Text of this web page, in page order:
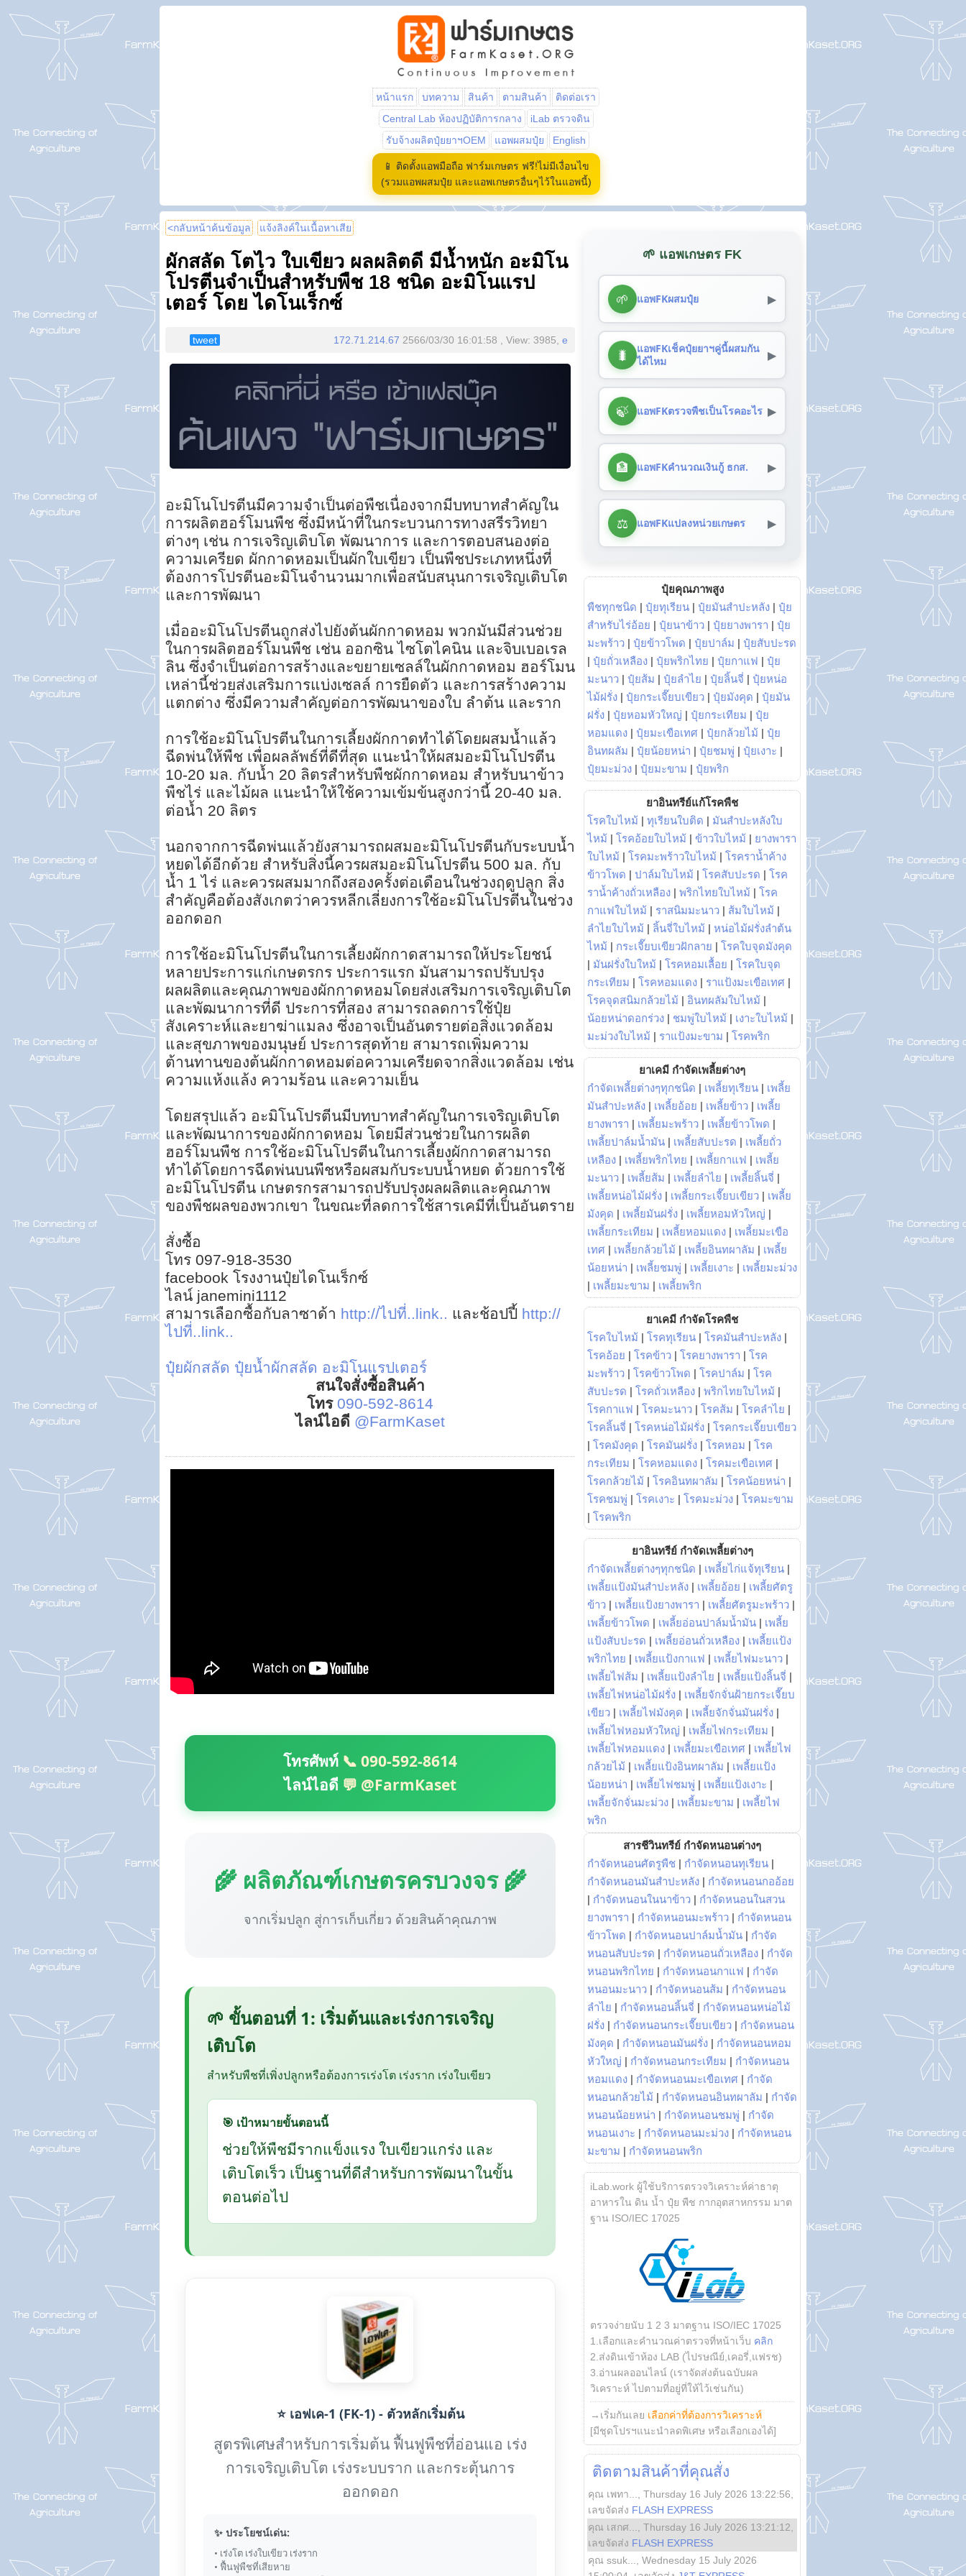
หน้าแรก บทความ สินค้า ตามสินค้า
ติดต่อเรา
Central Lab ห้องปฏิบัติการกลาง
iLab ตรวจดิน
รับจ้างผลิตปุ๋ยยาฯOEM
แอพผสมปุ๋ย English
📱 ติดตั้งแอพมือถือ ฟาร์มเกษตร ฟรี!ไม่มีเงื่อนไข
(รวมแอพผสมปุ๋ย และแอพเกษตรอื่นๆไว้ในแอพนี้)
<กลับหน้าค้นข้อมูล แจ้งลิงค์ในเนื้อหาเสีย
ผักสลัด โตไว ใบเขียว ผลผลิตดี มีน้ำหนัก อะมิโน
โปรตีนจำเป็นสำหรับพืช 18 ชนิด อะมิโนแรป
เตอร์ โดย ไดโนเร็กซ์
tweet 172.71.214.67 2566/03/30 16:01:58 , View: 3985, e
อะมิโนโปรตีนมีความจำเป็นต่อพืชเนื่องจากมีบทบาทสำคัญใน
การผลิตฮอร์โมนพืช ซึ่งมีหน้าที่ในกระบวนการทางสรีรวิทยา
ต่างๆ เช่น การเจริญเติบโต พัฒนาการ และการตอบสนองต่อ
ความเครียด ผักกาดหอมเป็นผักใบเขียว เป็นพืชประเภทหนึ่งที่
ต้องการโปรตีนอะมิโนจำนวนมากเพื่อสนับสนุนการเจริญเติบโต
และการพัฒนา
เมื่ออะมิโนโปรตีนถูกส่งไปยังต้นผักกาดหอม พวกมันมีส่วนช่วย
ในการผลิตฮอร์โมนพืช เช่น ออกซิน ไซโตไคนิน และจิบเบอเรล
ลิน ซึ่งจำเป็นต่อการสร้างและขยายเซลล์ในผักกาดหอม ฮอร์โมน
เหล่านี้ช่วยส่งเสริมการแบ่งเซลล์ การยืดตัว และการสร้างความ
แตกต่าง ซึ่งมีความสำคัญต่อการพัฒนาของใบ ลำต้น และราก
การใช้อะมิโนโปรตีนในการเลี้ยงผักกาดทำได้โดยผสมน้ำแล้ว
ฉีดพ่นให้พืช เพื่อผลลัพธ์ที่ดีที่สุด แนะนำให้ผสมอะมิโนโปรตีน
10-20 มล. กับน้ำ 20 ลิตรสำหรับพืชผักกาดหอม สำหรับนาข้าว
พืชไร่ และไม้ผล แนะนำให้ใช้ความเข้มข้นสูงกว่านี้ 20-40 มล.
ต่อน้ำ 20 ลิตร
นอกจากการฉีดพ่นแล้วยังสามารถผสมอะมิโนโปรตีนกับระบบน้ำ
หยดได้อีกด้วย สำหรับสิ่งนี้ควรผสมอะมิโนโปรตีน 500 มล. กับ
น้ำ 1 ไร่ และควรผสมมากถึงสองครั้งต่อเดือนในช่วงฤดูปลูก สิ่ง
สำคัญคือต้องสังเกตว่าควรหลีกเลี่ยงการใช้อะมิโนโปรตีนในช่วง
ออกดอก
การใช้อะมิโนโปรตีนในการเลี้ยงผักกาดสามารถให้ประโยชน์
หลายประการแก่เกษตรกร ประการแรก มันสามารถปรับปรุง
ผลผลิตและคุณภาพของผักกาดหอมโดยส่งเสริมการเจริญเติบโต
และพัฒนาการที่ดี ประการที่สอง สามารถลดการใช้ปุ๋ย
สังเคราะห์และยาฆ่าแมลง ซึ่งอาจเป็นอันตรายต่อสิ่งแวดล้อม
และสุขภาพของมนุษย์ ประการสุดท้าย สามารถเพิ่มความ
ต้านทานของต้นผักกาดหอมต่อความเครียดจากสิ่งแวดล้อม เช่น
ความแห้งแล้ง ความร้อน และความเย็น
โดยสรุปแล้ว อะมิโนโปรตีนมีบทบาทสำคัญในการเจริญเติบโต
และพัฒนาการของผักกาดหอม โดยมีส่วนช่วยในการผลิต
ฮอร์โมนพืช การใช้อะมิโนโปรตีนในการเลี้ยงผักกาดสามารถ
ทำได้โดยการฉีดพ่นบนพืชหรือผสมกับระบบน้ำหยด ด้วยการใช้
อะมิโนโปรตีน เกษตรกรสามารถปรับปรุงผลผลิตและคุณภาพ
ของพืชผลของพวกเขา ในขณะที่ลดการใช้สารเคมีที่เป็นอันตราย
สั่งซื้อ
โทร 097-918-3530
facebook โรงงานปุ๋ยไดโนเร็กซ์
ไลน์ janemini1112
สามารเลือกซื้อกับลาซาด้า http://ไปที่..link.. และช้อปปี้ http://
ไปที่..link..
ปุ๋ยผักสลัด ปุ๋ยน้ำผักสลัด อะมิโนแรปเตอร์
สนใจสั่งซื้อสินค้า
โทร 090-592-8614
ไลน์ไอดี @FarmKaset
โทรศัพท์ 📞 090-592-8614
ไลน์ไอดี 💬 @FarmKaset
🌾 ผลิตภัณฑ์เกษตรครบวงจร 🌾
จากเริ่มปลูก สู่การเก็บเกี่ยว ด้วยสินค้าคุณภาพ
🌱 ขั้นตอนที่ 1: เริ่มต้นและเร่งการเจริญ
เติบโต
สำหรับพืชที่เพิ่งปลูกหรือต้องการเร่งโต เร่งราก เร่งใบเขียว
🎯 เป้าหมายขั้นตอนนี้
ช่วยให้พืชมีรากแข็งแรง ใบเขียวแกร่ง และ
เติบโตเร็ว เป็นฐานที่ดีสำหรับการพัฒนาในขั้น
ตอนต่อไป
⭐ เอฟเค-1 (FK-1) - ตัวหลักเริ่มต้น
สูตรพิเศษสำหรับการเริ่มต้น ฟื้นฟูพืชที่อ่อนแอ เร่ง
การเจริญเติบโต เร่งระบบราก และกระตุ้นการ
ออกดอก
✨ ประโยชน์เด่น:
• เร่งโต เร่งใบเขียว เร่งราก
• ฟื้นฟูพืชที่เสียหาย
🌱 แอพเกษตร FK
🌱 แอพFKผสมปุ๋ย ▶
🐛
แอพFKเช็คปุ๋ยยาฯคู่นี้ผสมกัน
ได้ไหม
▶
🍃 แอพFKตรวจพืชเป็นโรคอะไร ▶
🏦 แอพFKคำนวณเงินกู้ ธกส. ▶
⚖️ แอพFKแปลงหน่วยเกษตร ▶
ปุ๋ยคุณภาพสูง
พืชทุกชนิด | ปุ๋ยทุเรียน | ปุ๋ยมันสำปะหลัง | ปุ๋ย
สำหรับไร่อ้อย | ปุ๋ยนาข้าว | ปุ๋ยยางพารา | ปุ๋ย
มะพร้าว | ปุ๋ยข้าวโพด | ปุ๋ยปาล์ม | ปุ๋ยสับปะรด
| ปุ๋ยถั่วเหลือง | ปุ๋ยพริกไทย | ปุ๋ยกาแฟ | ปุ๋ย
มะนาว | ปุ๋ยส้ม | ปุ๋ยลำไย | ปุ๋ยลิ้นจี่ | ปุ๋ยหน่อ
ไม้ฝรั่ง | ปุ๋ยกระเจี๊ยบเขียว | ปุ๋ยมังคุด | ปุ๋ยมัน
ฝรั่ง | ปุ๋ยหอมหัวใหญ่ | ปุ๋ยกระเทียม | ปุ๋ย
หอมแดง | ปุ๋ยมะเขือเทศ | ปุ๋ยกล้วยไม้ | ปุ๋ย
อินทผลัม | ปุ๋ยน้อยหน่า | ปุ๋ยชมพู่ | ปุ๋ยเงาะ |
ปุ๋ยมะม่วง | ปุ๋ยมะขาม | ปุ๋ยพริก
ยาอินทรีย์แก้โรคพืช
โรคใบไหม้ | ทุเรียนใบติด | มันสำปะหลังใบ
ไหม้ | โรคอ้อยใบไหม้ | ข้าวใบไหม้ | ยางพารา
ใบไหม้ | โรคมะพร้าวใบไหม้ | โรคราน้ำค้าง
ข้าวโพด | ปาล์มใบไหม้ | โรคสับปะรด | โรค
ราน้ำค้างถั่วเหลือง | พริกไทยใบไหม้ | โรค
กาแฟใบไหม้ | ราสนิมมะนาว | ส้มใบไหม้ |
ลำไยใบไหม้ | ลิ้นจี่ใบไหม้ | หน่อไม้ฝรั่งลำต้น
ไหม้ | กระเจี๊ยบเขียวฝักลาย | โรคใบจุดมังคุด
| มันฝรั่งใบใหม้ | โรคหอมเลื้อย | โรคใบจุด
กระเทียม | โรคหอมแดง | ราแป้งมะเขือเทศ |
โรคจุดสนิมกล้วยไม้ | อินทผลัมใบไหม้ |
น้อยหน่าดอกร่วง | ชมพู่ใบไหม้ | เงาะใบไหม้ |
มะม่วงใบไหม้ | ราแป้งมะขาม | โรคพริก
ยาเคมี กำจัดเพลี้ยต่างๆ
กำจัดเพลี้ยต่างๆทุกชนิด | เพลี้ยทุเรียน | เพลี้ย
มันสำปะหลัง | เพลี้ยอ้อย | เพลี้ยข้าว | เพลี้ย
ยางพารา | เพลี้ยมะพร้าว | เพลี้ยข้าวโพด |
เพลี้ยปาล์มน้ำมัน | เพลี้ยสับปะรด | เพลี้ยถั่ว
เหลือง | เพลี้ยพริกไทย | เพลี้ยกาแฟ | เพลี้ย
มะนาว | เพลี้ยส้ม | เพลี้ยลำไย | เพลี้ยลิ้นจี่ |
เพลี้ยหน่อไม้ฝรั่ง | เพลี้ยกระเจี๊ยบเขียว | เพลี้ย
มังคุด | เพลี้ยมันฝรั่ง | เพลี้ยหอมหัวใหญ่ |
เพลี้ยกระเทียม | เพลี้ยหอมแดง | เพลี้ยมะเขือ
เทศ | เพลี้ยกล้วยไม้ | เพลี้ยอินทผาลัม | เพลี้ย
น้อยหน่า | เพลี้ยชมพู่ | เพลี้ยเงาะ | เพลี้ยมะม่วง
| เพลี้ยมะขาม | เพลี้ยพริก
ยาเคมี กำจัดโรคพืช
โรคใบไหม้ | โรคทุเรียน | โรคมันสำปะหลัง |
โรคอ้อย | โรคข้าว | โรคยางพารา | โรค
มะพร้าว | โรคข้าวโพด | โรคปาล์ม | โรค
สับปะรด | โรคถั่วเหลือง | พริกไทยใบไหม้ |
โรคกาแฟ | โรคมะนาว | โรคส้ม | โรคลำไย |
โรคลิ้นจี่ | โรคหน่อไม้ฝรั่ง | โรคกระเจี๊ยบเขียว
| โรคมังคุด | โรคมันฝรั่ง | โรคหอม | โรค
กระเทียม | โรคหอมแดง | โรคมะเขือเทศ |
โรคกล้วยไม้ | โรคอินทผาลัม | โรคน้อยหน่า |
โรคชมพู่ | โรคเงาะ | โรคมะม่วง | โรคมะขาม
| โรคพริก
ยาอินทรีย์ กำจัดเพลี้ยต่างๆ
กำจัดเพลี้ยต่างๆทุกชนิด | เพลี้ยไก่แจ้ทุเรียน |
เพลี้ยแป้งมันสำปะหลัง | เพลี้ยอ้อย | เพลี้ยศัตรู
ข้าว | เพลี้ยแป้งยางพารา | เพลี้ยศัตรูมะพร้าว |
เพลี้ยข้าวโพด | เพลี้ยอ่อนปาล์มน้ำมัน | เพลี้ย
แป้งสับปะรด | เพลี้ยอ่อนถั่วเหลือง | เพลี้ยแป้ง
พริกไทย | เพลี้ยแป้งกาแฟ | เพลี้ยไฟมะนาว |
เพลี้ยไฟส้ม | เพลี้ยแป้งลำไย | เพลี้ยแป้งลิ้นจี่ |
เพลี้ยไฟหน่อไม้ฝรั่ง | เพลี้ยจักจั่นฝ้ายกระเจี๊ยบ
เขียว | เพลี้ยไฟมังคุด | เพลี้ยจักจั่นมันฝรั่ง |
เพลี้ยไฟหอมหัวใหญ่ | เพลี้ยไฟกระเทียม |
เพลี้ยไฟหอมแดง | เพลี้ยมะเขือเทศ | เพลี้ยไฟ
กล้วยไม้ | เพลี้ยแป้งอินทผาลัม | เพลี้ยแป้ง
น้อยหน่า | เพลี้ยไฟชมพู่ | เพลี้ยแป้งเงาะ |
เพลี้ยจักจั่นมะม่วง | เพลี้ยมะขาม | เพลี้ยไฟ
พริก
สารชีวินทรีย์ กำจัดหนอนต่างๆ
กำจัดหนอนศัตรูพืช | กำจัดหนอนทุเรียน |
กำจัดหนอนมันสำปะหลัง | กำจัดหนอนกออ้อย
| กำจัดหนอนในนาข้าว | กำจัดหนอนในสวน
ยางพารา | กำจัดหนอนมะพร้าว | กำจัดหนอน
ข้าวโพด | กำจัดหนอนปาล์มน้ำมัน | กำจัด
หนอนสับปะรด | กำจัดหนอนถั่วเหลือง | กำจัด
หนอนพริกไทย | กำจัดหนอนกาแฟ | กำจัด
หนอนมะนาว | กำจัดหนอนส้ม | กำจัดหนอน
ลำไย | กำจัดหนอนลิ้นจี่ | กำจัดหนอนหน่อไม้
ฝรั่ง | กำจัดหนอนกระเจี๊ยบเขียว | กำจัดหนอน
มังคุด | กำจัดหนอนมันฝรั่ง | กำจัดหนอนหอม
หัวใหญ่ | กำจัดหนอนกระเทียม | กำจัดหนอน
หอมแดง | กำจัดหนอนมะเขือเทศ | กำจัด
หนอนกล้วยไม้ | กำจัดหนอนอินทผาลัม | กำจัด
หนอนน้อยหน่า | กำจัดหนอนชมพู่ | กำจัด
หนอนเงาะ | กำจัดหนอนมะม่วง | กำจัดหนอน
มะขาม | กำจัดหนอนพริก
iLab.work ผู้ใช้บริการตรวจวิเคราะห์ค่าธาตุ
อาหารใน ดิน น้ำ ปุ๋ย พืช กากอุตสาหกรรม มาต
ฐาน ISO/IEC 17025
ตรวจง่ายนับ 1 2 3 มาตฐาน ISO/IEC 17025
1.เลือกและคำนวณค่าตรวจที่หน้าเว็บ คลิก
2.ส่งดินเข้าห้อง LAB (ไปรษณีย์,เคอรี่,แฟรช)
3.อ่านผลออนไลน์ (เราจัดส่งต้นฉบับผล
วิเคราะห์ ไปตามที่อยู่ที่ให้ไว้เช่นกัน)
→เริ่มกันเลย เลือกค่าที่ต้องการวิเคราะห์
[มีชุดโปรฯแนะนำลดพิเศษ หรือเลือกเองได้]
ติดตามสินค้าที่คุณสั่ง
คุณ เพทา... Thursday 16 July 2026 13:22:56
เลขจัดส่ง FLASH EXPRESS
คุณ เสกศ...
Thursday 16 July 2026 13:21:12
เลขจัดส่ง FLASH EXPRESS
คุณ ssuk...
Wednesday 15 July 2026